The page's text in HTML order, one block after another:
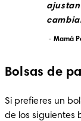
Mamá
Bolsas de
Si prefieres un
de los siguientes